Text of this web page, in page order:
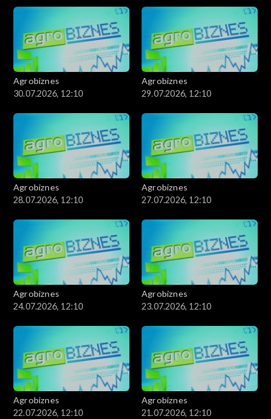
Agrobiznes
30.07.2026, 12:10
Agrobiznes
29.07.2026, 12:10
Agrobiznes
28.07.2026, 12:10
Agrobiznes
27.07.2026, 12:10
Agrobiznes
24.07.2026, 12:10
Agrobiznes
23.07.2026, 12:10
Agrobiznes
22.07.2026, 12:10
Agrobiznes
21.07.2026, 12:10